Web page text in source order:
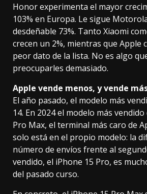
Honor experimenta el mayor
103% en Europa. Le sigue
desdeñable 73%. Tanto Xiaomi
crecen un 2%, mientras que Apple
peor dato de la lista. No es algo
preocuparles demasiado.
Apple vende menos, y vende
El año pasado, el modelo más
14. En 2024 el modelo más vendido
Pro Max, el terminal más caro de
solo está en el propio modelo: la
número de envíos frente al
vendido, el iPhone 15 Pro, es
del pasado curso.